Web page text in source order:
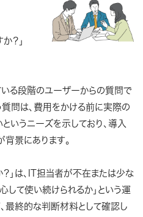
？」
る段階のユーザーからの質問で
質問は、費用をかける前に実際の
いうニーズを示しており、導入
景にあります。
」は、IT担当者が不在または少な
して使い続けられるか」という運
最終的な判断材料として確認し